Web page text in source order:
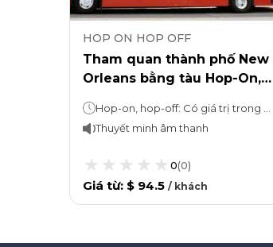
HOP ON HOP OFF
Tham quan thành phố New
Orleans bằng tàu Hop-On,
Cruise
Thuyết minh âm thanh
0(0)
Giá từ: $ 94.5 / khách